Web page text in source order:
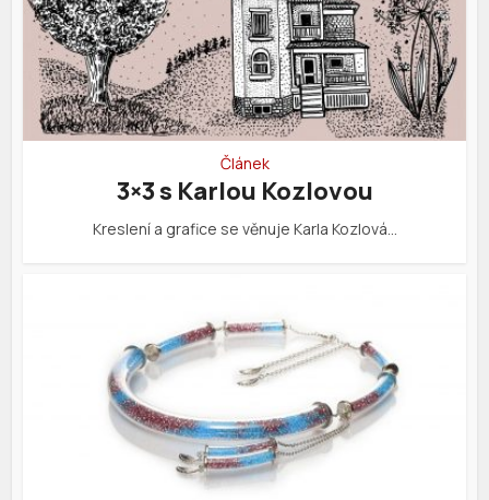
Článek
3×3 s Karlou Kozlovou
Kreslení a grafice se věnuje Karla Kozlová…